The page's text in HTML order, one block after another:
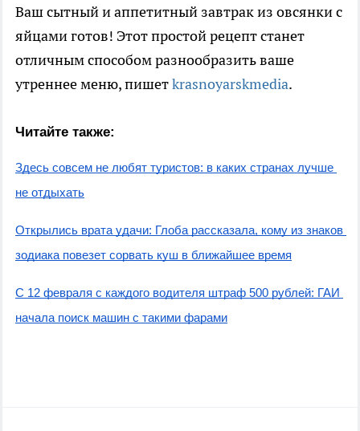
Ваш сытный и аппетитный завтрак из овсянки с
яйцами готов! Этот простой рецепт станет
отличным способом разнообразить ваше
утреннее меню, пишетkrasnoyarskmedia.
Читайте также:
Здесь совсем не любят туристов: в каких странах лучше
не отдыхать
Открылись врата удачи: Глоба рассказала, кому из знаков
зодиака повезет сорвать куш в ближайшее время
С 12 февраля с каждого водителя штраф 500 рублей: ГАИ
начала поиск машин с такими фарами